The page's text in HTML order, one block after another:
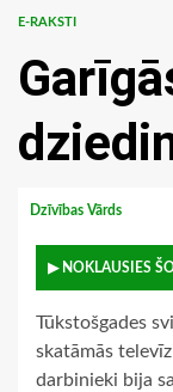
E-RAKSTI
Dzīvības Vārds
▶ NOKLAUSIES
Tūkstošgades
skatāmās
darbinieki bija